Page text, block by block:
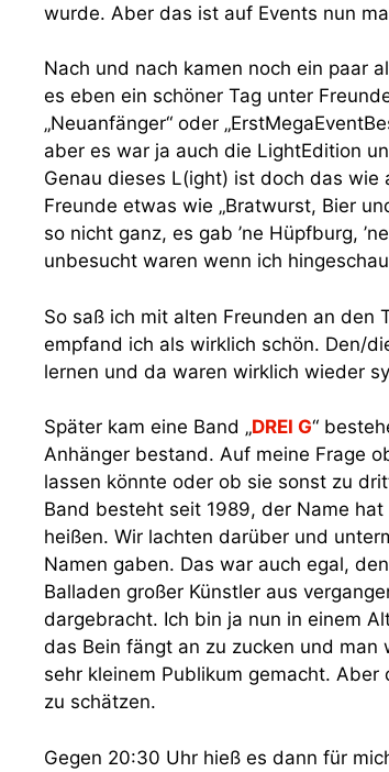
wurde. Aber das ist auf Events nun
Nach und nach kamen noch ein paar
es eben ein schöner Tag unter
„Neuanfänger“ oder
aber es war ja auch die LightEdition
Genau dieses L(ight) ist doch das
Freunde etwas wie „Bratwurst, Bier
so nicht ganz, es gab ’ne Hüpfburg,
unbesucht waren wenn ich
So saß ich mit alten Freunden an den
empfand ich als wirklich schön. Den/
lernen und da waren wirklich wieder
Später kam eine Band „DREI G“
Anhänger bestand. Auf meine Frage
lassen könnte oder ob sie sonst zu
Band besteht seit 1989, der Name
heißen. Wir lachten darüber und
Namen gaben. Das war auch egal,
Balladen großer Künstler aus
dargebracht. Ich bin ja nun in einem
das Bein fängt an zu zucken und
sehr kleinem Publikum gemacht.
zu schätzen.
Gegen 20:30 Uhr hieß es dann für